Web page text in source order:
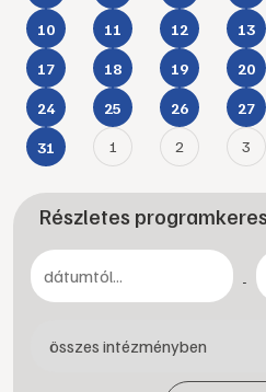
10 11 12 13
17 18 19 20
24 25 26 27
31 1 2 3
Részletes
-